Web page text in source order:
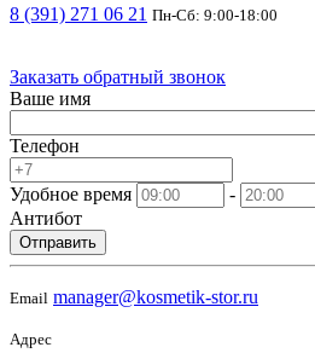
8 (391) 271 06 21 Пн-Сб: 9:00-18:00
Заказать обратный звонок
Ваше имя
Телефон
Удобное время
-
Антибот
Отправить
Email manager@kosmetik-stor.ru
Адрес